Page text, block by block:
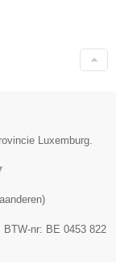
Luxemburg.
)
, BTW-nr: BE 0453 822